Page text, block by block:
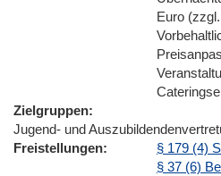
Euro
Zielgruppen
Jugend- und
Freistellungen
§ 179 (4)
§ 37 (6)